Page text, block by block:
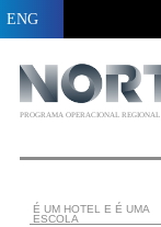
PROGRAMA OPERACIONAL REGIONAL
ENG
É UM HOTEL E É UMA
ESCOLA